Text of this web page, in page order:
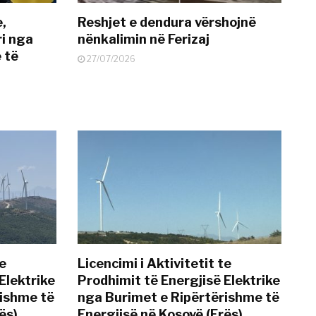
nga
të
Reshjet e dendura vërshojnë
nënkalimin në Ferizaj
27/07/2026
të
Licencimi i Aktivitetit te
Prodhimit të Energjisë Elektrike
nga Burimet e Ripërtërishme të